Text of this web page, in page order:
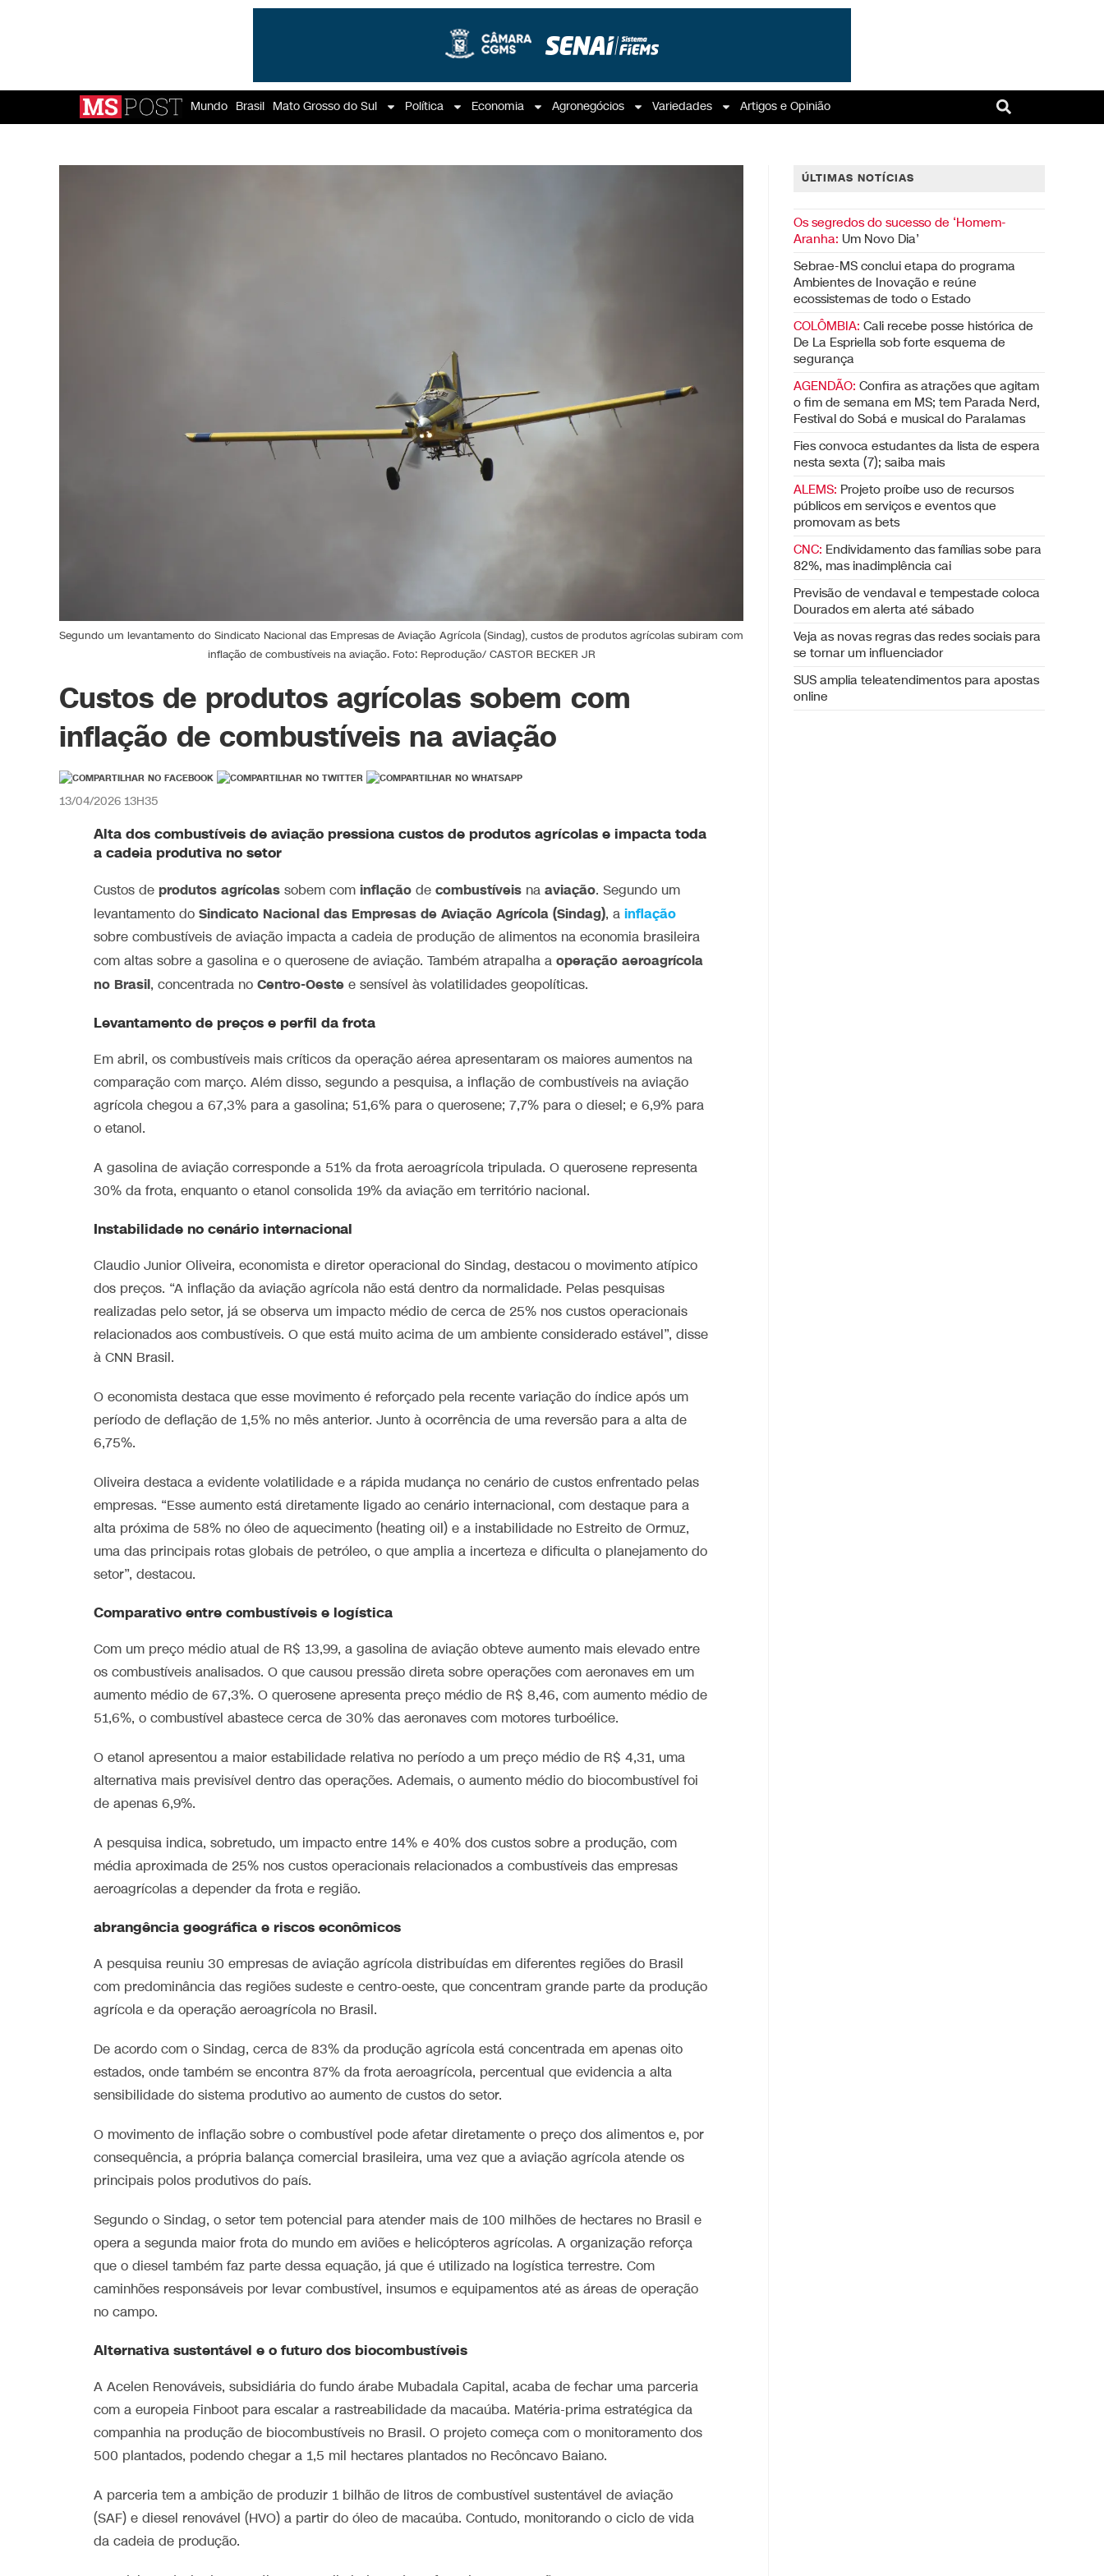
Mundo Brasil Mato Grosso do Sul Política Economia Agronegócios Variedades Artigos e Opinião
Segundo um levantamento do Sindicato Nacional das Empresas de Aviação Agrícola (Sindag), custos de produtos agrícolas subiram com
inflação de combustíveis na aviação. Foto: Reprodução/ CASTOR BECKER JR
Custos de produtos agrícolas sobem com
inflação de combustíveis na aviação
13/04/2026 13H35
Alta dos combustíveis de aviação pressiona custos de produtos agrícolas e impacta toda
a cadeia produtiva no setor
Custos de produtos agrícolassobem com inflaçãodecombustíveisna aviação. Segundo um
levantamento do Sindicato Nacional das Empresas de Aviação Agrícola (Sindag), ainflação
sobre combustíveis de aviação impacta a cadeia de produção de alimentos na economia brasileira
com altas sobre a gasolina e o querosene de aviação. Também atrapalha a operação aeroagrícola
no Brasil, concentrada noCentro-Oestee sensível às volatilidades geopolíticas.
Levantamento de preços e perfil da frota
Em abril, os combustíveis mais críticos da operação aérea apresentaram os maiores aumentos na
comparação com março. Além disso, segundo a pesquisa, a inflação de combustíveis na aviação
agrícola chegou a 67,3% para a gasolina; 51,6% para o querosene; 7,7% para o diesel; e 6,9% para
o etanol.
A gasolina de aviação corresponde a 51% da frota aeroagrícola tripulada. O querosene representa
30% da frota, enquanto o etanol consolida 19% da aviação em território nacional.
Instabilidade no cenário internacional
Claudio Junior Oliveira, economista e diretor operacional do Sindag, destacou o movimento atípico
dos preços. “A inflação da aviação agrícola não está dentro da normalidade. Pelas pesquisas
realizadas pelo setor, já se observa um impacto médio de cerca de 25% nos custos operacionais
relacionados aos combustíveis. O que está muito acima de um ambiente considerado estável”, disse
à CNN Brasil.
O economista destaca que esse movimento é reforçado pela recente variação do índice após um
período de deflação de 1,5% no mês anterior. Junto à ocorrência de uma reversão para a alta de
6,75%.
Oliveira destaca a evidente volatilidade e a rápida mudança no cenário de custos enfrentado pelas
empresas. “Esse aumento está diretamente ligado ao cenário internacional, com destaque para a
alta próxima de 58% no óleo de aquecimento (heating oil) e a instabilidade no Estreito de Ormuz,
uma das principais rotas globais de petróleo, o que amplia a incerteza e dificulta o planejamento do
setor”, destacou.
Comparativo entre combustíveis e logística
Com um preço médio atual de R$ 13,99, a gasolina de aviação obteve aumento mais elevado entre
os combustíveis analisados. O que causou pressão direta sobre operações com aeronaves em um
aumento médio de 67,3%. O querosene apresenta preço médio de R$ 8,46, com aumento médio de
51,6%, o combustível abastece cerca de 30% das aeronaves com motores turboélice.
O etanol apresentou a maior estabilidade relativa no período a um preço médio de R$ 4,31, uma
alternativa mais previsível dentro das operações. Ademais, o aumento médio do biocombustível foi
de apenas 6,9%.
A pesquisa indica, sobretudo, um impacto entre 14% e 40% dos custos sobre a produção, com
média aproximada de 25% nos custos operacionais relacionados a combustíveis das empresas
aeroagrícolas a depender da frota e região.
abrangência geográfica e riscos econômicos
A pesquisa reuniu 30 empresas de aviação agrícola distribuídas em diferentes regiões do Brasil
com predominância das regiões sudeste e centro-oeste, que concentram grande parte da produção
agrícola e da operação aeroagrícola no Brasil.
De acordo com o Sindag, cerca de 83% da produção agrícola está concentrada em apenas oito
estados, onde também se encontra 87% da frota aeroagrícola, percentual que evidencia a alta
sensibilidade do sistema produtivo ao aumento de custos do setor.
O movimento de inflação sobre o combustível pode afetar diretamente o preço dos alimentos e, por
consequência, a própria balança comercial brasileira, uma vez que a aviação agrícola atende os
principais polos produtivos do país.
Segundo o Sindag, o setor tem potencial para atender mais de 100 milhões de hectares no Brasil e
opera a segunda maior frota do mundo em aviões e helicópteros agrícolas. A organização reforça
que o diesel também faz parte dessa equação, já que é utilizado na logística terrestre. Com
caminhões responsáveis por levar combustível, insumos e equipamentos até as áreas de operação
no campo.
Alternativa sustentável e o futuro dos biocombustíveis
A Acelen Renováveis, subsidiária do fundo árabe Mubadala Capital, acaba de fechar uma parceria
com a europeia Finboot para escalar a rastreabilidade da macaúba. Matéria-prima estratégica da
companhia na produção de biocombustíveis no Brasil. O projeto começa com o monitoramento dos
500 plantados, podendo chegar a 1,5 mil hectares plantados no Recôncavo Baiano.
A parceria tem a ambição de produzir 1 bilhão de litros de combustível sustentável de aviação
(SAF) e diesel renovável (HVO) a partir do óleo de macaúba. Contudo, monitorando o ciclo de vida
da cadeia de produção.
ÚLTIMAS NOTÍCIAS
Os segredos do sucesso de ‘Homem-
Aranha: Um Novo Dia’
Sebrae-MS conclui etapa do programa
Ambientes de Inovação e reúne
ecossistemas de todo o Estado
COLÔMBIA: Cali recebe posse histórica de
De La Espriella sob forte esquema de
segurança
AGENDÃO: Confira as atrações que agitam
o fim de semana em MS; tem Parada Nerd,
Festival do Sobá e musical do Paralamas
Fies convoca estudantes da lista de espera
nesta sexta (7); saiba mais
ALEMS: Projeto proíbe uso de recursos
públicos em serviços e eventos que
promovam as bets
CNC: Endividamento das famílias sobe para
82%, mas inadimplência cai
Previsão de vendaval e tempestade coloca
Dourados em alerta até sábado
Veja as novas regras das redes sociais para
se tornar um influenciador
SUS amplia teleatendimentos para apostas
online